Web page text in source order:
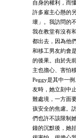
自身的權利，而
許多雇主心懸的
壞」。我訪問的
我在教堂有沒有
都出去，因為他
和移工男友約會
的後果。由於先
主也擔心、害怕
Peggy是其中一
友時，她立刻中
難處境，一方面
孩安全的焦慮。
們也許不該限制
鐘的沉默後，她